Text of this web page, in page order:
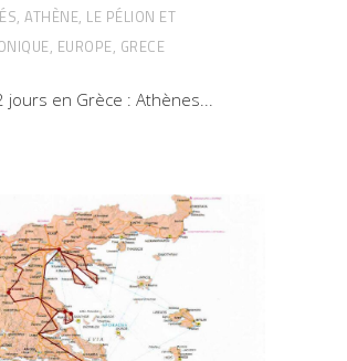
, ATHÈNE, LE PÉLION ET
, EUROPE, GRECE
jours en Grèce : Athènes